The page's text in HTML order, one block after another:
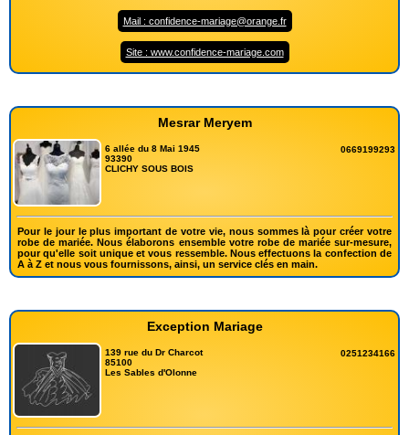
Mail : confidence-mariage@orange.fr
Site : www.confidence-mariage.com
Mesrar Meryem
6 allée du 8 Mai 1945
93390
CLICHY SOUS BOIS
0669199293
Pour le jour le plus important de votre vie, nous sommes là pour créer votre
robe de mariée. Nous élaborons ensemble votre robe de mariée sur-mesure,
pour qu'elle soit unique et vous ressemble. Nous effectuons la confection de
A à Z et nous vous fournissons, ainsi, un service clés en main.
Exception Mariage
139 rue du Dr Charcot
85100
Les Sables d'Olonne
0251234166